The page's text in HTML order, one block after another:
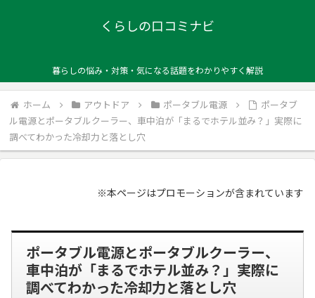
くらしの口コミナビ
暮らしの悩み・対策・気になる話題をわかりやすく解説
ホーム アウトドア ポータブル電源
ポータブ
ル電源とポータブルクーラー、車中泊が「まるでホテル並み？」実際に
調べてわかった冷却力と落とし穴
※本ページはプロモーションが含まれています
ポータブル電源とポータブルクーラー、
車中泊が「まるでホテル並み？」実際に
調べてわかった冷却力と落とし穴